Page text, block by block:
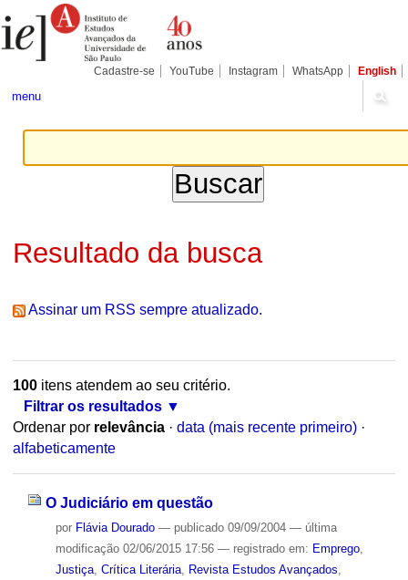
para
conteúdo.
Pessoais
Cadastre-se YouTube Instagram WhatsApp English
menu
Resultado da busca
Assinar um RSS sempre atualizado.
100itens atendem ao seu critério.
Filtrar os resultados
Ordenar por relevância · data (mais recente primeiro) ·
alfabeticamente
O Judiciário em questão
por Flávia Dourado — publicado09/09/2004 — última
modificação02/06/2015 17:56 — registrado em: Emprego,
Justiça, Crítica Literária, Revista Estudos Avançados